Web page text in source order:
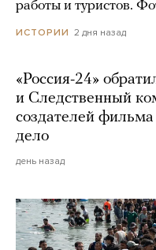
работы и туристов.
ИСТОРИИ 2 дня назад
«Россия-24»
и Следственный
создателей
дело
день назад